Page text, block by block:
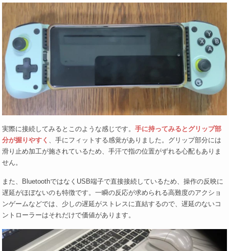
実際に接続してみるとこのような感じです。手に持ってみるとグリップ部
分が握りやすく
、手にフィットする感覚がありました。グリップ部分には
滑り止め加工が施されているため、手汗で指の位置がずれる心配もありま
せん。
また、BluetoothではなくUSB端子で直接接続しているため、操作の反映に
遅延がほぼないのも特徴です。一瞬の反応が求められる高難度のアクショ
ンゲームなどでは、少しの遅延がストレスに直結するので、遅延のないコ
ントローラーはそれだけで価値があります。